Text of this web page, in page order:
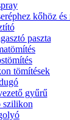
kőhöz
paszta
tömítések
gyűrű
szilikon